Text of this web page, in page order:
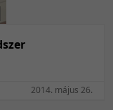
2014. május 26.